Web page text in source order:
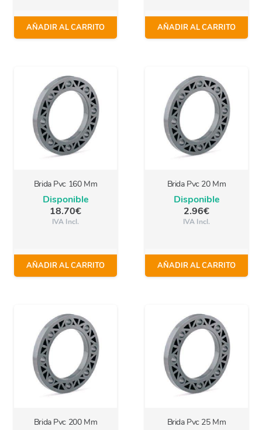
AÑADIR AL CARRITO AÑADIR AL CARRITO
Brida Pvc 160 Mm
Disponible
18.70€
IVA Incl.
AÑADIR AL CARRITO
Brida Pvc 20 Mm
Disponible
2.96€
IVA Incl.
AÑADIR AL CARRITO
Brida Pvc 200 Mm Brida Pvc 25 Mm